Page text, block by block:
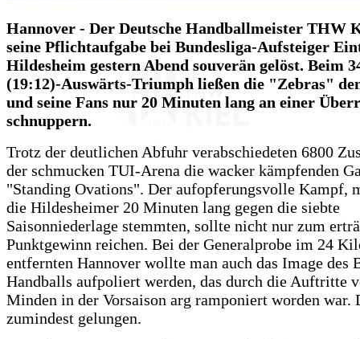
Hannover - Der Deutsche Handballmeister THW
seine Pflichtaufgabe bei Bundesliga-Aufsteiger
Hildesheim gestern Abend souverän gelöst. Beim
(19:12)-Auswärts-Triumph ließen die "Zebras"
und seine Fans nur 20 Minuten lang an einer
schnuppern.
Trotz der deutlichen Abfuhr verabschiedeten 6800
der schmucken TUI-Arena die wacker kämpfenden
"Standing Ovations". Der aufopferungsvolle Kampf,
die Hildesheimer 20 Minuten lang gegen die siebte
Saisonniederlage stemmten, sollte nicht nur zum
Punktgewinn reichen. Bei der Generalprobe im 24
entfernten Hannover wollte man auch das Image des
Handballs aufpoliert werden, das durch die Auftritte
Minden in der Vorsaison arg ramponiert worden war.
zumindest gelungen.